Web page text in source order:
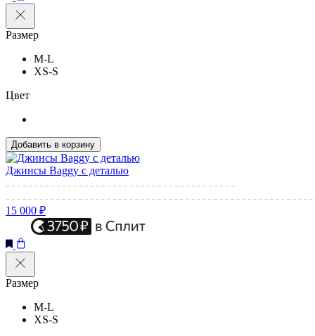
Размер
M-L
XS-S
Цвет
Добавить в корзину
Джинсы Baggy с деталью
15 000 ₽
Размер
M-L
XS-S